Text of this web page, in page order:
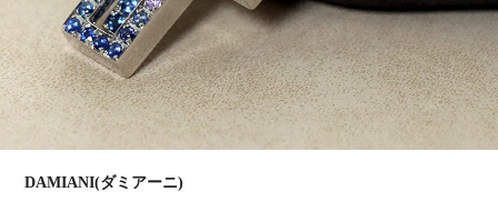
DAMIANI(ダミアーニ)